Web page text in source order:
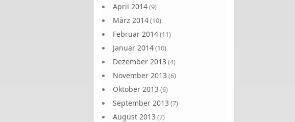
April 2014(9)
März 2014(10)
Februar 2014(11)
Januar 2014(10)
Dezember 2013 (4)
November 2013 (6)
Oktober 2013 (6)
September 2013 (7)
August 2013 (7)